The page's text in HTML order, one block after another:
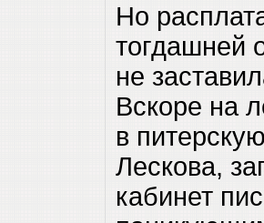
Но
тогдашней
не
Вскоре на
в
Лескова,
кабинет